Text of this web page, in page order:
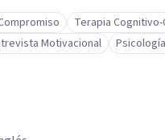
Terapia
Motivacional